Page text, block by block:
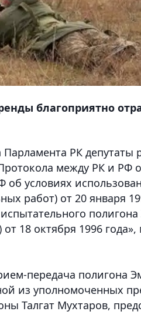
благоприятно
РК депутаты
между РК и РФ
условиях
работ) от 20 января
полигона
18 октября 1996 года»,
передача полигона
из уполномоченных
Талгат Мухтаров,